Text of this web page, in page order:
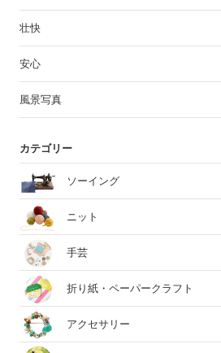
壮快
安心
風景写真
カテゴリー
ソーイング
ニット
手芸
折り紙・ペーパークラフト
アクセサリー